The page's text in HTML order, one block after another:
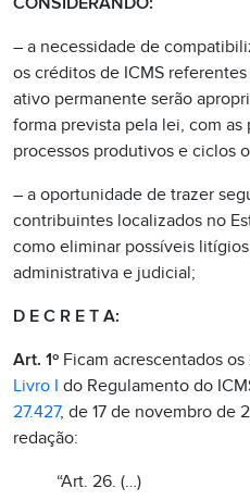
– a necessidade de
os créditos de ICMS
ativo permanente serão
forma prevista pela lei, com as
processos produtivos e ciclos
– a oportunidade de trazer
contribuintes localizados no
como eliminar possíveis
administrativa e judicial;
D E C R E T A:
Art. 1º Ficam acrescentados os
Livro I do Regulamento do
27.427, de 17 de novembro de
redação:
“Art. 26. (…)